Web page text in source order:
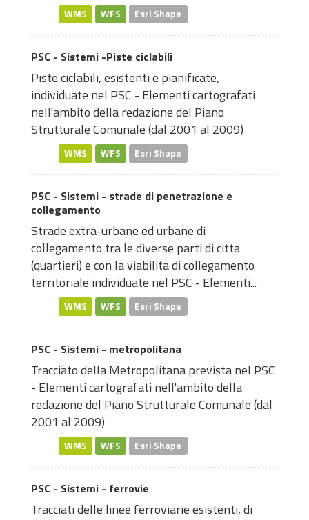
WMS WFS Esri Shape
PSC - Sistemi -Piste ciclabili
Piste ciclabili, esistenti e pianificate,
individuate nel PSC - Elementi cartografati
nell'ambito della redazione del Piano
Strutturale Comunale (dal 2001 al 2009)
WMS WFS Esri Shape
PSC - Sistemi - strade di penetrazione e
collegamento
Strade extra-urbane ed urbane di
collegamento tra le diverse parti di citta
(quartieri) e con la viabilita di collegamento
territoriale individuate nel PSC - Elementi...
WMS WFS Esri Shape
PSC - Sistemi - metropolitana
Tracciato della Metropolitana prevista nel PSC
- Elementi cartografati nell'ambito della
redazione del Piano Strutturale Comunale (dal
2001 al 2009)
WMS WFS Esri Shape
PSC - Sistemi - ferrovie
Tracciati delle linee ferroviarie esistenti, di